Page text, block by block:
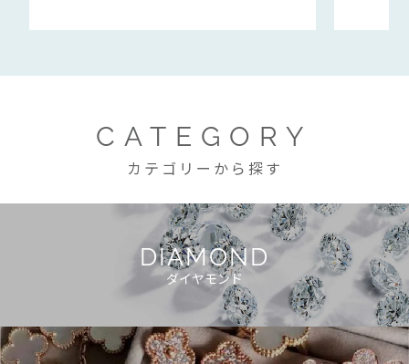
CATEGORY
カテゴリーから探す
DIAMOND
ダイヤモンド